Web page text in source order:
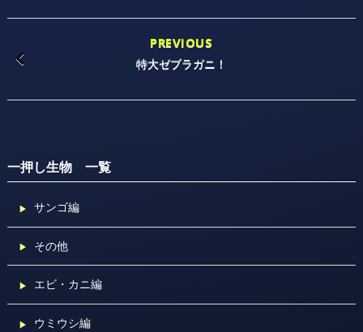
PREVIOUS
特大ゼブラガニ！
一押し生物 一覧
サンゴ編
その他
エビ・カニ編
ウミウシ編